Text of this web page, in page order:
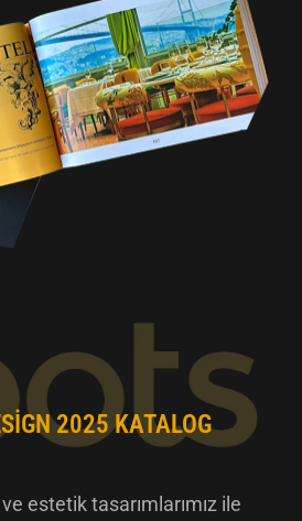
2025 KATALOG
estetik tasarımlarımız ile